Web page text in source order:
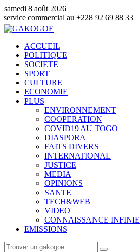
samedi 8 août 2026
au +228 92 69 88 33
ACCUEIL
POLITIQUE
SOCIETE
SPORT
CULTURE
ECONOMIE
PLUS
ENVIRONNEMENT
COOPERATION
COVID19 AU TOGO
DIASPORA
FAITS DIVERS
INTERNATIONAL
JUSTICE
MEDIA
OPINIONS
SANTE
TECH&WEB
VIDEO
CONNAISSANCE INFINIE
EMISSIONS